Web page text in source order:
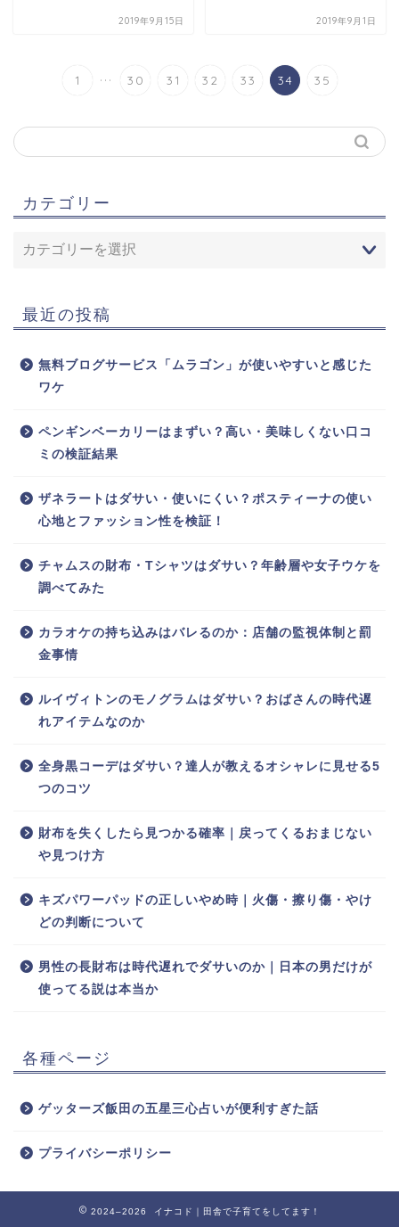
2019年9月15日 2019年9月1日
1 ... 30 31 32 33 34 35
カテゴリー
最近の投稿
無料ブログサービス「ムラゴン」が使いやすいと感じた
ワケ
ペンギンベーカリーはまずい？高い・美味しくない口コ
ミの検証結果
ザネラートはダサい・使いにくい？ポスティーナの使い
心地とファッション性を検証！
チャムスの財布・Tシャツはダサい？年齢層や女子ウケを
調べてみた
カラオケの持ち込みはバレるのか：店舗の監視体制と罰
金事情
ルイヴィトンのモノグラムはダサい？おばさんの時代遅
れアイテムなのか
全身黒コーデはダサい？達人が教えるオシャレに見せる5
つのコツ
財布を失くしたら見つかる確率｜戻ってくるおまじない
や見つけ方
キズパワーパッドの正しいやめ時｜火傷・擦り傷・やけ
どの判断について
男性の長財布は時代遅れでダサいのか｜日本の男だけが
使ってる説は本当か
各種ページ
ゲッターズ飯田の五星三心占いが便利すぎた話
プライバシーポリシー
2024–2026 イナコド｜田舎で子育てをしてます！